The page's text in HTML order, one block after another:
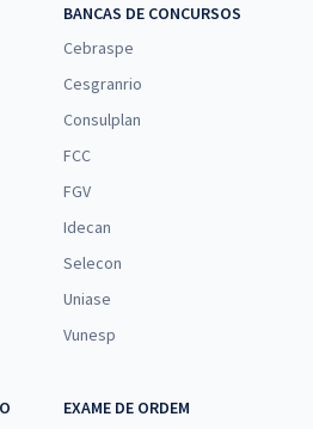
BANCAS DE CONCURSOS
Cebraspe
Cesgranrio
Consulplan
FCC
FGV
Idecan
Selecon
Uniase
Vunesp
EXAME DE ORDEM